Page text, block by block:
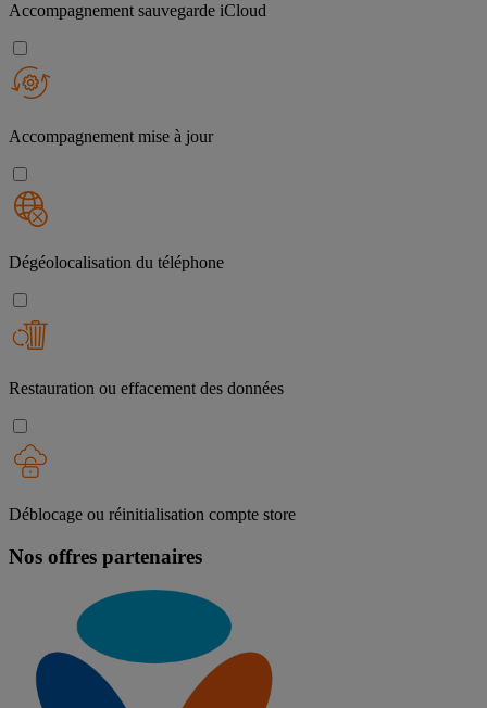
Accompagnement sauvegarde iCloud
Accompagnement mise à jour
Dégéolocalisation du téléphone
Restauration ou effacement des données
Déblocage ou réinitialisation compte store
Nos offres partenaires